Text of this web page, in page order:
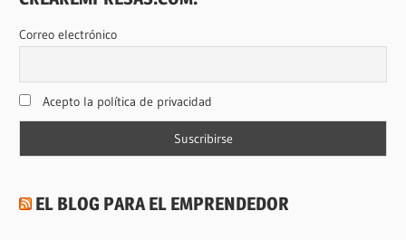
Correo electrónico
Acepto la política de privacidad
EL BLOG PARA EL EMPRENDEDOR